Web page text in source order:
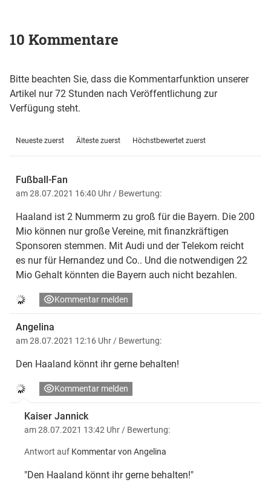
10 Kommentare
Bitte beachten Sie, dass die Kommentarfunktion unserer
Artikel nur 72 Stunden nach Veröffentlichung zur
Verfügung steht.
Neueste zuerst Älteste zuerst Höchstbewertet zuerst
Fußball-Fan
am 28.07.2021 16:40 Uhr / Bewertung:
Haaland ist 2 Nummerm zu groß für die Bayern. Die 200
Mio können nur große Vereine, mit finanzkräftigen
Sponsoren stemmen. Mit Audi und der Telekom reicht
es nur für Hernandez und Co.. Und die notwendigen 22
Mio Gehalt könnten die Bayern auch nicht bezahlen.
Kommentar melden
Angelina
am 28.07.2021 12:16 Uhr / Bewertung:
Den Haaland könnt ihr gerne behalten!
Kommentar melden
Kaiser Jannick
am 28.07.2021 13:42 Uhr / Bewertung:
Antwort auf Kommentar von Angelina
"Den Haaland könnt ihr gerne behalten!"